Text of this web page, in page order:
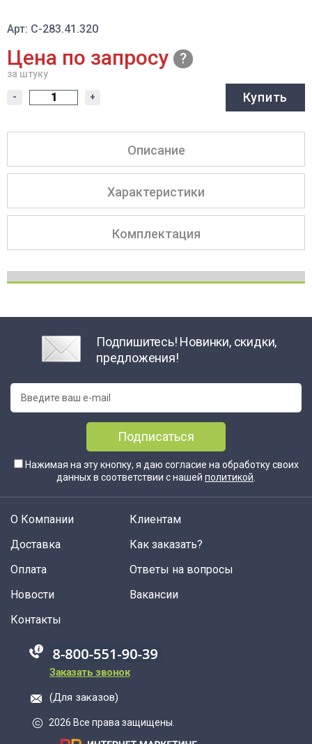
Арт: С-283.41.320
Цена по запросу
за штуку
- + Купить
Описание
Характеристики
Комплектация
Подпишитесь! Новинки, скидки,
предложения!
Подписаться
Нажимая на эту кнопку, я даю согласие на обработку своих
данных в соответствии с нашей политикой
О Компании
Доставка
Оплата
Новости
Клиентам
Как заказать?
Ответы на вопросы
Вакансии
Контакты
88005555550
Заказать звонок
(Для заказов)
2026 Все права защищены.